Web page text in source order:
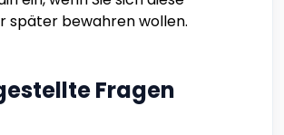
später bewahren wollen.
Fragen